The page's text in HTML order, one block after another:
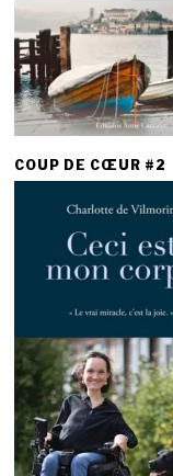
COUP DE CŒUR #2